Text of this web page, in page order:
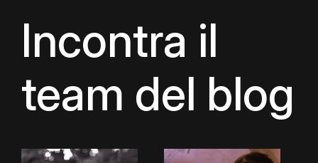
Incontra il
team del blog